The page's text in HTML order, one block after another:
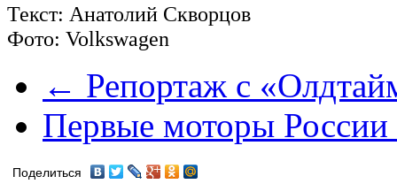
Текст: Анатолий Скворцов
Фото: Volkswagen
← Репортаж с
Первые моторы
Поделиться